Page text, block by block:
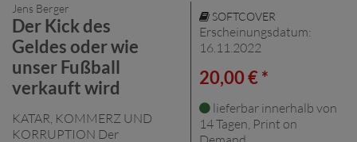
Jens Berger
Der Kick des
Geldes oder wie
unser Fußball
verkauft wird
KATAR, KOMMERZ UND
KORRUPTION Der
SOFTCOVER
Erscheinungsdatum:
16.11.2022
20,00 € *
lieferbar innerhalb von
14 Tagen, Print on